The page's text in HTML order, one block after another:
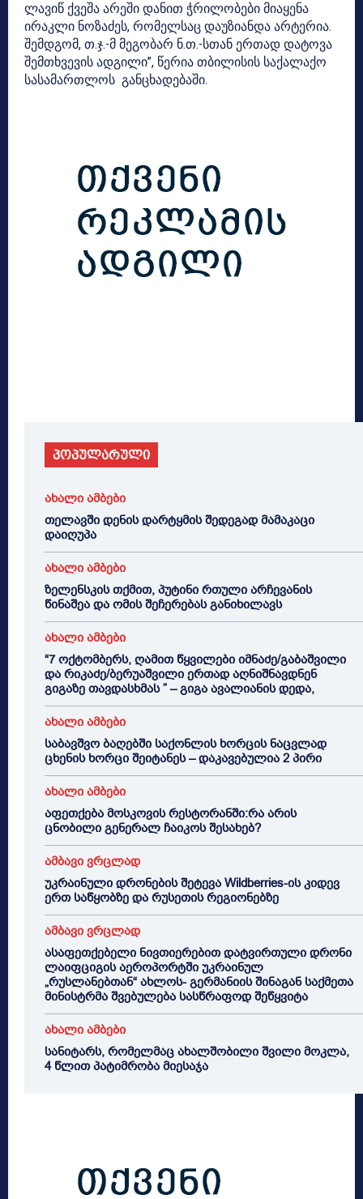
ლავიწ ქვეშა არეში დანით ჭრილობები მიაყენა
ირაკლი ნოზაძეს, რომელსაც დაუზიანდა არტერია.
შემდგომ, თ.ჯ.-მ მეგობარ ნ.თ.-სთან ერთად დატოვა
შემთხვევის ადგილი”, წერია თბილისის საქალაქო
სასამართლოს განცხადებაში.
პოპულარული
ახალი ამბები
თელავში დენის დარტყმის შედეგად მამაკაცი
დაიღუპა
ახალი ამბები
ზელენსკის თქმით, პუტინი რთული არჩევანის
წინაშეა და ომის შეჩერებას განიხილავს
ახალი ამბები
“7 ოქტომბერს, ღამით წყვილები იმნაძე/გაბაშვილი
და რიკაძე/ბერუაშვილი ერთად აღნიშნავდნენ
გიგაზე თავდასხმას ” – გიგა ავალიანის დედა,
ახალი ამბები
საბავშვო ბაღებში საქონლის ხორცის ნაცვლად
ცხენის ხორცი შეიტანეს – დაკავებულია 2 პირი
ახალი ამბები
აფეთქება მოსკოვის რესტორანში:რა არის
ცნობილი გენერალ ჩაიკოს შესახებ?
ამბავი ვრცლად
უკრაინული დრონების შეტევა Wildberries-ის კიდევ
ერთ საწყობზე და რუსეთის რეგიონებზე
ამბავი ვრცლად
ასაფეთქებელი ნივთიერებით დატვირთული დრონი
ლაიფციგის აეროპორტში უკრაინულ
„რუსლანებთან“ ახლოს- გერმანიის შინაგან საქმეთა
მინისტრმა შვებულება სასწრაფოდ შეწყვიტა
ახალი ამბები
სანიტარს, რომელმაც ახალშობილი შვილი მოკლა,
4 წლით პატიმრობა მიესაჯა